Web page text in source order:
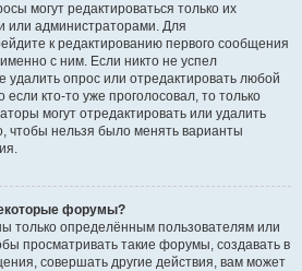
могут редактироваться только их
или администраторами. Для
к редактированию первого сообщения
с ним. Если никто не успел
удалить опрос или отредактировать любой
кто-то уже проголосовал, то только
могут отредактировать или удалить
чтобы нельзя было менять варианты
форумы?
только определённым пользователям или
просматривать такие форумы, создавать в
совершать другие действия, вам может